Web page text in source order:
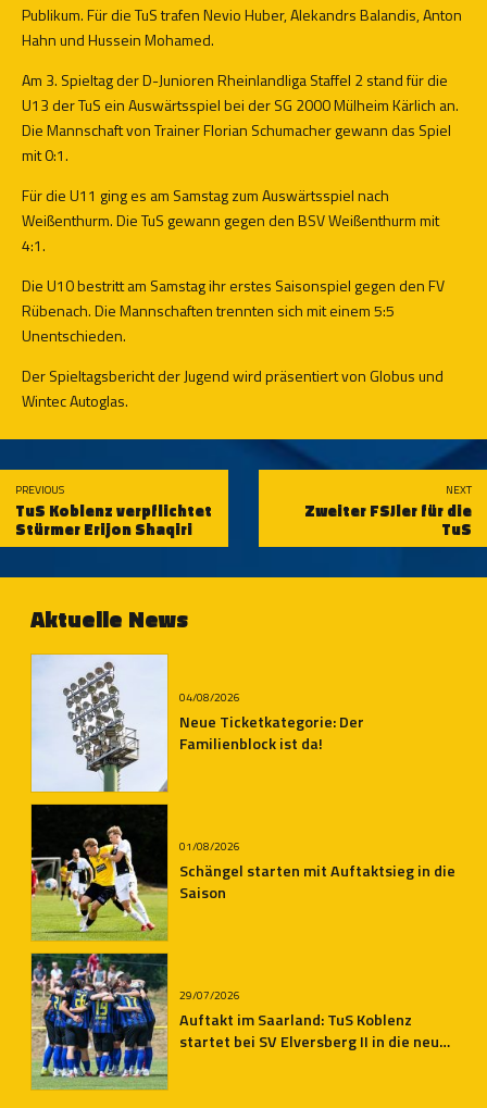
Publikum. Für die TuS trafen Nevio Huber, Alekandrs Balandis, Anton
Hahn und Hussein Mohamed.
Am 3. Spieltag der D-Junioren Rheinlandliga Staffel 2 stand für die
U13 der TuS ein Auswärtsspiel bei der SG 2000 Mülheim Kärlich an.
Die Mannschaft von Trainer Florian Schumacher gewann das Spiel
mit 0:1.
Für die U11 ging es am Samstag zum Auswärtsspiel nach
Weißenthurm. Die TuS gewann gegen den BSV Weißenthurm mit
4:1.
Die U10 bestritt am Samstag ihr erstes Saisonspiel gegen den FV
Rübenach. Die Mannschaften trennten sich mit einem 5:5
Unentschieden.
Der Spieltagsbericht der Jugend wird präsentiert von Globus und
Wintec Autoglas.
PREVIOUS
TuS Koblenz verpflichtet
Stürmer Erijon Shaqiri
NEXT
Zweiter FSJler für die
TuS
Aktuelle News
04/08/2026
Neue Ticketkategorie: Der
Familienblock ist da!
01/08/2026
Schängel starten mit Auftaktsieg in die
Saison
29/07/2026
Auftakt im Saarland: TuS Koblenz
startet bei SV Elversberg II in die neue